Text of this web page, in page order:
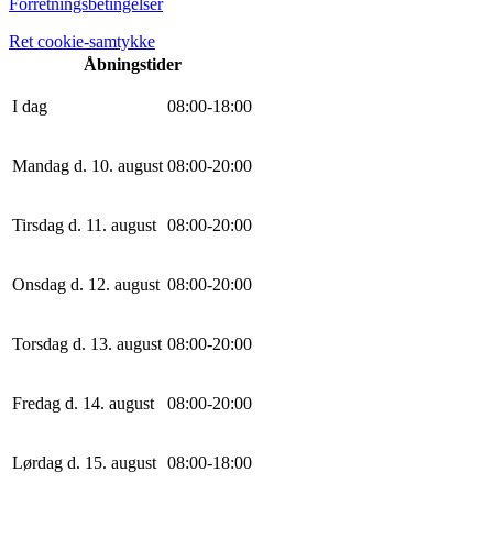
Forretningsbetingelser
Ret cookie-samtykke
Åbningstider
I dag 08:00-18:00
Mandag d. 10. august 08:00-20:00
Tirsdag d. 11. august 08:00-20:00
Onsdag d. 12. august 08:00-20:00
Torsdag d. 13. august 08:00-20:00
Fredag d. 14. august 08:00-20:00
Lørdag d. 15. august 08:00-18:00